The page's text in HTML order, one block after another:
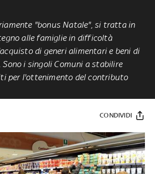
"bonus Natale", si tratta in
alle famiglie in difficoltà
di generi alimentari e beni di
Sono i singoli Comuni a stabilire
per l'ottenimento del contributo
CONDIVIDI